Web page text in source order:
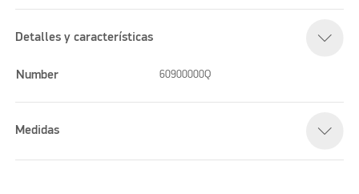
Detalles y características
Number 60900000Q
Medidas